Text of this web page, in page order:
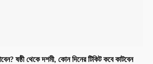
ষষ্ঠী থেকে দশমী, কোন দিনের টিকিট কবে কাটবেন